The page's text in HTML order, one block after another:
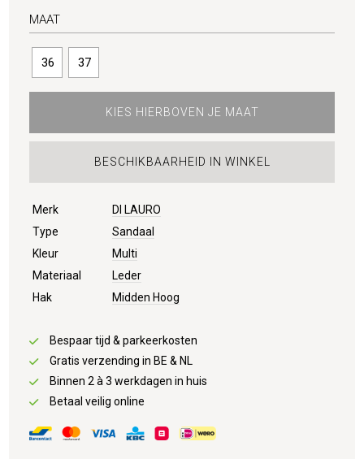
MAAT
36 37
KIES HIERBOVEN JE MAAT
BESCHIKBAARHEID IN WINKEL
Merk
DI LAURO
Type
Sandaal
Kleur
Multi
Materiaal
Leder
Hak
Midden Hoog
Bespaar tijd & parkeerkosten
Gratis verzending in BE & NL
Binnen 2 à 3 werkdagen in huis
Betaal veilig online